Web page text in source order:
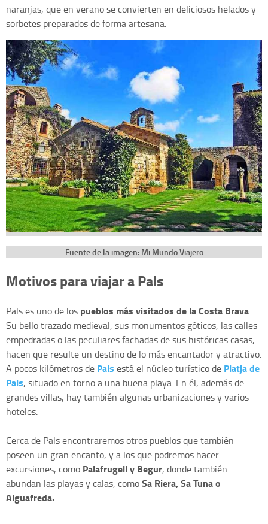
naranjas, que en verano se convierten en deliciosos helados y
sorbetes preparados de forma artesana.
Fuente de la imagen: Mi Mundo Viajero
Motivos para viajar a Pals
Pals es uno de los pueblos más visitados de la Costa Brava.
Su bello trazado medieval, sus monumentos góticos, las calles
empedradas o las peculiares fachadas de sus históricas casas,
hacen que resulte un destino de lo más encantador y atractivo.
A pocos kilómetros de Pals está el núcleo turístico de Platja de
Pals, situado en torno a una buena playa. En él, además de
grandes villas, hay también algunas urbanizaciones y varios
hoteles.
Cerca de Pals encontraremos otros pueblos que también
poseen un gran encanto, y a los que podremos hacer
excursiones, como Palafrugell y Begur, donde también
abundan las playas y calas, comoSa Riera, Sa Tuna o
Aiguafreda.